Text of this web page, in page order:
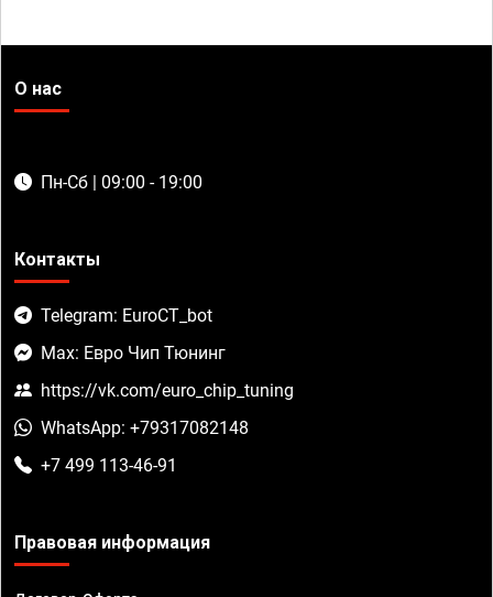
О нас
Пн-Сб | 09:00 - 19:00
Контакты
Telegram: EuroCT_bot
Max: Евро Чип Тюнинг
https://vk.com/euro_chip_tuning
WhatsApp: +79317082148
+7 499 113-46-91
Правовая информация